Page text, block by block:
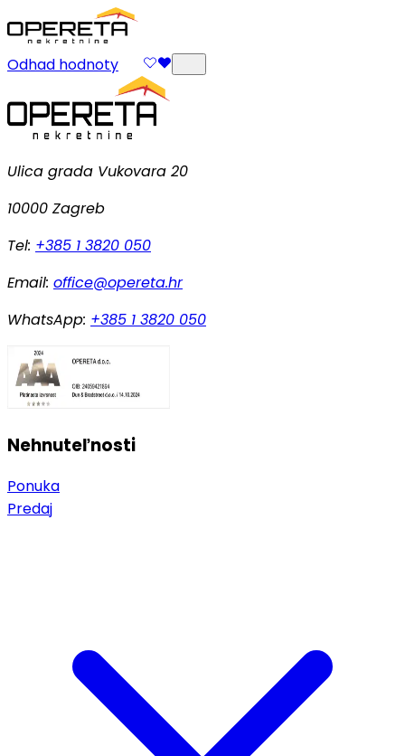
Odhad hodnoty
Ulica grada Vukovara 20
10000 Zagreb
Tel: +385 1 3820 050
Email: office@opereta.hr
WhatsApp: +385 1 3820 050
Nehnuteľnosti
Ponuka
Predaj